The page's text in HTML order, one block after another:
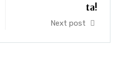
ta!
Next post